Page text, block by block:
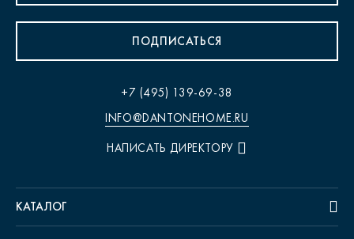
ПОДПИСАТЬСЯ
+7 (495) 139-69-38
INFO@DANTONEHOME.RU
НАПИСАТЬ ДИРЕКТОРУ
КАТАЛОГ